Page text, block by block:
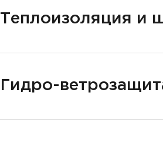
Теплоизоляция и
Гидро-